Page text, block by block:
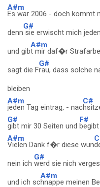
A#m
Es war 2006 - doch kommt
denn
G#
sie erwischt mich
und gib
A#m
t mir daf�r
sagt die F
G#
rau, dass solche
bleiben
A#m
jeden Tag eintrag, - nac
C#
G#
gibt mir 30 Seiten und
F#
A#m
Vielen Dank f�r diese wun
nein ich
G#
werd sie nich
und ich sc
A#m
hnappe meinen